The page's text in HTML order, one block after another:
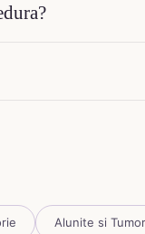
Alunite si